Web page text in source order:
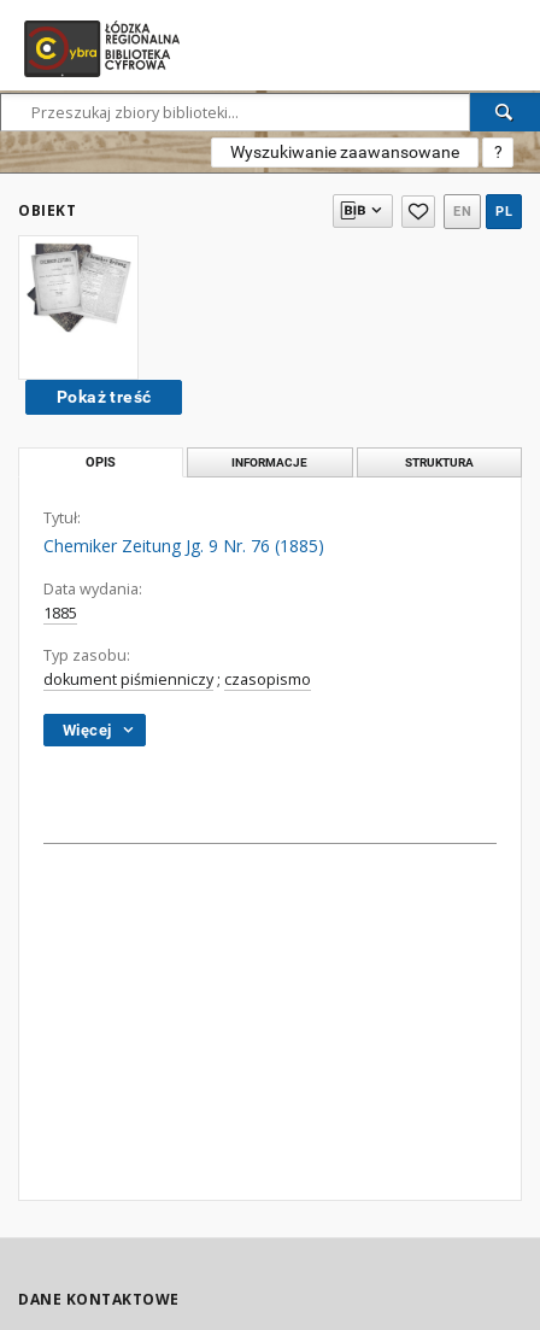
Wyszukiwanie zaawansowane ?
OBIEKT EN PL
Pokaż treść
OPIS INFORMACJE STRUKTURA
Tytuł:
Chemiker Zeitung Jg. 9 Nr. 76 (1885)
Data wydania:
1885
Typ zasobu:
dokument piśmienniczy; czasopismo
Więcej
DANE KONTAKTOWE